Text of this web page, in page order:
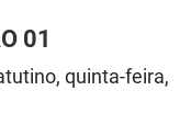
01
quinta-feira,